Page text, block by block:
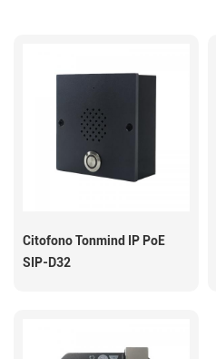
Citofono Tonmind IP PoE
SIP-D32